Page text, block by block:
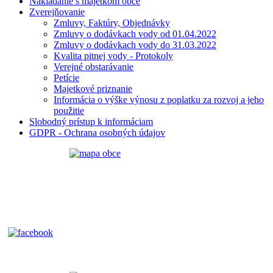
Zverejňovanie
Zmluvy, Faktúry, Objednávky
Zmluvy o dodávkach vody od 01.04.2022
Zmluvy o dodávkach vody do 31.03.2022
Kvalita pitnej vody - Protokoly
Verejné obstarávanie
Petície
Majetkové priznanie
Informácia o výške výnosu z poplatku za rozvoj a jeho
použitie
Slobodný prístup k informáciam
GDPR - Ochrana osobných údajov